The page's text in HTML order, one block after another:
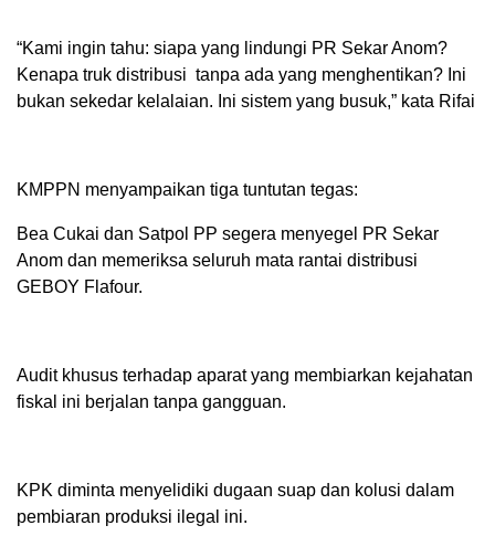
‎“Kami ingin tahu: siapa yang lindungi PR Sekar Anom?
Kenapa truk distribusi tanpa ada yang menghentikan? Ini
bukan sekedar kelalaian. Ini sistem yang busuk,” kata Rifai
‎KMPPN menyampaikan tiga tuntutan tegas:
‎Bea Cukai dan Satpol PP segera menyegel PR Sekar
Anom dan memeriksa seluruh mata rantai distribusi
GEBOY Flafour.
‎Audit khusus terhadap aparat yang membiarkan kejahatan
fiskal ini berjalan tanpa gangguan.
‎KPK diminta menyelidiki dugaan suap dan kolusi dalam
pembiaran produksi ilegal ini.